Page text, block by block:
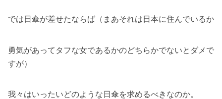
では日傘が差せたならば（まあそれは日本に住んでいるか
勇気があってタフな女であるかのどちらかでないとダメで
すが）
我々はいったいどのような日傘を求めるべきなのか。